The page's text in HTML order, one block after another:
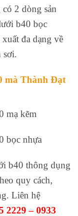
2 dòng sản
b40 bọc
đa dạng về
sơi.
mà Thành Đạt
mạ kẽm
bọc nhựa
b40 thông dụng
quy cách,
Liên hệ
2229 – 0933